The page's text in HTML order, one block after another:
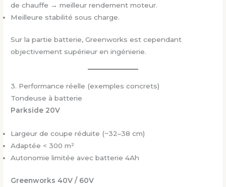
de chauffe → meilleur rendement moteur.
Meilleure stabilité sous charge.
Sur la partie batterie, Greenworks est cependant
objectivement supérieur en ingénierie.
3. Performance réelle (exemples concrets)
Tondeuse à batterie
Parkside 20V
Largeur de coupe réduite (~32–38 cm)
Adaptée < 300 m²
Autonomie limitée avec batterie 4Ah
Greenworks 40V / 60V